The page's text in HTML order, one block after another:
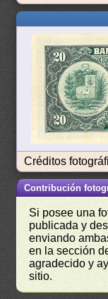
Créditos
Contribución
Si posee una
publicada y
enviando
en la sección
agradecido y
sitio.